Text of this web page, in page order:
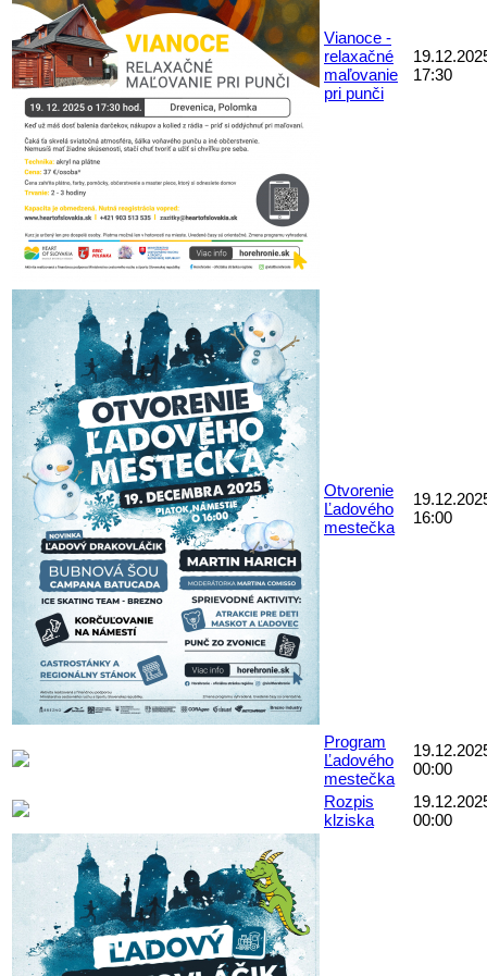
Vianoce -
relaxačné
maľovanie
pri punči
17:30
Otvorenie
Ľadového
mestečka
16:00
Program
Ľadového
mestečka
00:00
Rozpis
klziska
00:00